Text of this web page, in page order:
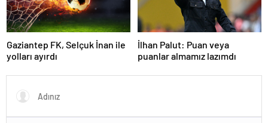
Gaziantep FK, Selçuk İnan ile
yolları ayırdı
İlhan Palut: Puan veya
puanlar almamız lazımdı